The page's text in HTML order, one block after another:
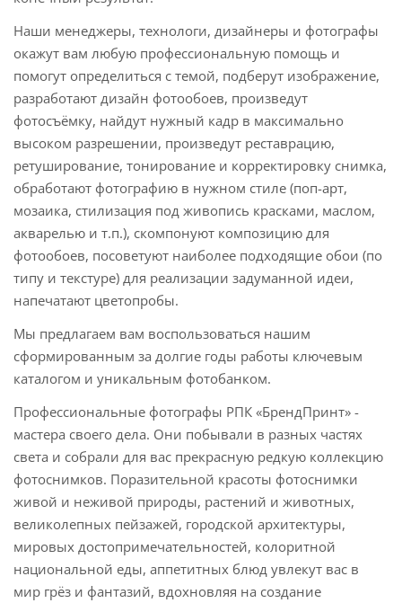
Наши менеджеры, технологи, дизайнеры и фотографы
окажут вам любую профессиональную помощь и
помогут определиться с темой, подберут изображение,
разработают дизайн фотообоев, произведут
фотосъёмку, найдут нужный кадр в максимально
высоком разрешении, произведут реставрацию,
ретуширование, тонирование и корректировку снимка,
обработают фотографию в нужном стиле (поп-арт,
мозаика, стилизация под живопись красками, маслом,
акварелью и т.п.), скомпонуют композицию для
фотообоев, посоветуют наиболее подходящие обои (по
типу и текстуре) для реализации задуманной идеи,
напечатают цветопробы.
Мы предлагаем вам воспользоваться нашим
сформированным за долгие годы работы ключевым
каталогом и уникальным фотобанком.
Профессиональные фотографы РПК «БрендПринт» -
мастера своего дела. Они побывали в разных частях
света и собрали для вас прекрасную редкую коллекцию
фотоснимков. Поразительной красоты фотоснимки
живой и неживой природы, растений и животных,
великолепных пейзажей, городской архитектуры,
мировых достопримечательностей, колоритной
национальной еды, аппетитных блюд увлекут вас в
мир грёз и фантазий, вдохновляя на создание